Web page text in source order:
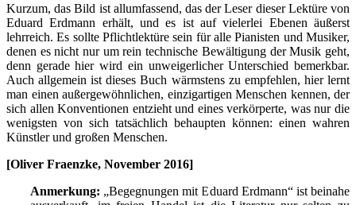
Kurzum, das Bild ist allumfassend, das der Leser dieser Lektüre von
Eduard Erdmann erhält, und es ist auf vielerlei Ebenen äußerst
lehrreich. Es sollte Pflichtlektüre sein für alle Pianisten und Musiker,
denen es nicht nur um rein technische Bewältigung der Musik geht,
denn gerade hier wird ein unweigerlicher Unterschied bemerkbar.
Auch allgemein ist dieses Buch wärmstens zu empfehlen, hier lernt
man einen außergewöhnlichen, einzigartigen Menschen kennen, der
sich allen Konventionen entzieht und eines verkörperte, was nur die
wenigsten von sich tatsächlich behaupten können: einen wahren
Künstler und großen Menschen.
[Oliver Fraenzke, November 2016]
Anmerkung: „Begegnungen mit Eduard Erdmann“ ist beinahe